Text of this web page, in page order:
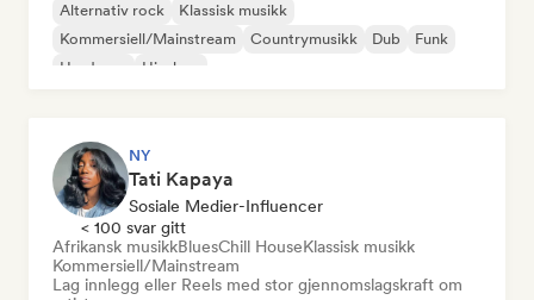
Alternativ rock
Klassisk musikk
Kommersiell/Mainstream
Countrymusikk Dub
Funk
Hardcore
Hip-hop
NY
Tati Kapaya
Sosiale Medier-Influencer
< 100 svar gitt
Afrikansk musikkBluesChill HouseKlassisk musikk
Kommersiell/Mainstream
Lag innlegg eller Reels med stor gjennomslagskraft om